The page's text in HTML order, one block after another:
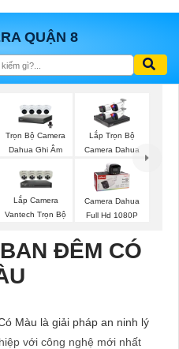
QUẬN 8
Trọn Bộ Camera
Dahua Ghi Âm
Lắp Trọn Bộ
Camera Dahua
Lắp Camera
Vantech Trọn Bộ
Camera Dahua
Full Hd 1080P
ĐÊM CÓ
Màu là giải pháp an ninh lý
với công nghệ mới nhất